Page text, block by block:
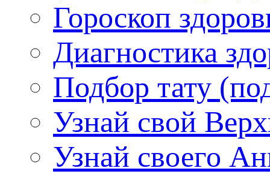
Гороскоп
Диагностика
Подбор тату
Узнай свой
Узнай своего